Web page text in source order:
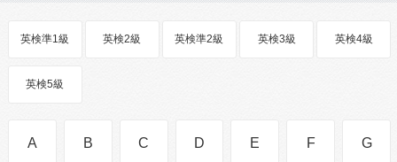
英検準1級 英検2級 英検準2級 英検3級 英検4級
英検5級
A B C D E F G